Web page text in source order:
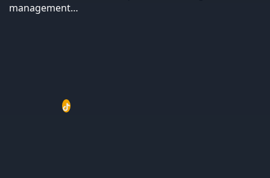
management…